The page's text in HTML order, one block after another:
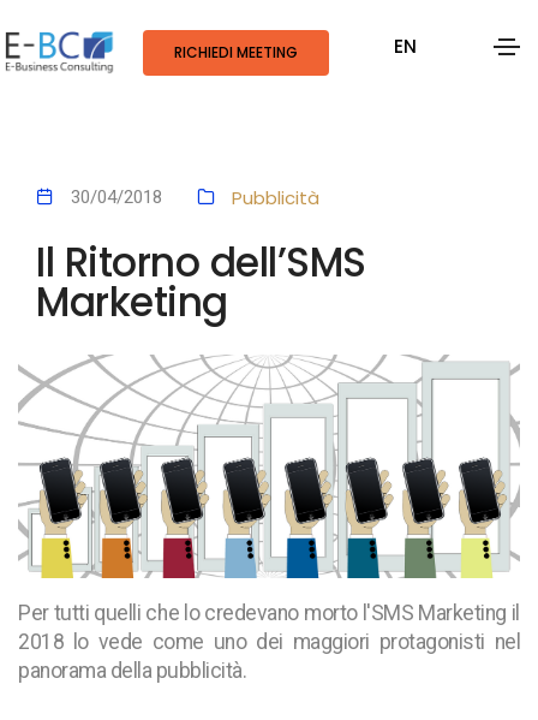
RICHIEDI MEETING EN
30/04/2018 Pubblicità
Il Ritorno dell’SMS
Marketing
Per tutti quelli che lo credevano morto l'SMS Marketing il
2018 lo vede come uno dei maggiori protagonisti nel
panorama della pubblicità.